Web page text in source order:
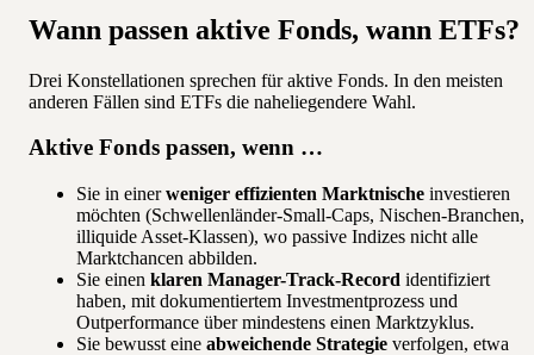
Wann passen aktive Fonds, wann ETFs?
Drei Konstellationen sprechen für aktive Fonds. In den meisten
anderen Fällen sind ETFs die naheliegendere Wahl.
Aktive Fonds passen, wenn …
Sie in einerweniger effizienten Marktnische investieren
möchten (Schwellenländer-Small-Caps, Nischen-Branchen,
illiquide Asset-Klassen), wo passive Indizes nicht alle
Marktchancen abbilden.
Sie einen klaren Manager-Track-Record identifiziert
haben, mit dokumentiertem Investmentprozess und
Outperformance über mindestens einen Marktzyklus.
Sie bewusst eine abweichende Strategie verfolgen, etwa